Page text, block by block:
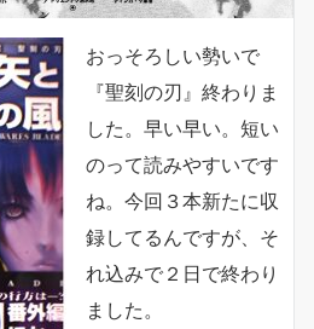
おっそろしい勢いで
『聖刻の刃』終わりま
した。早い早い。短い
のって読みやすいです
ね。今回３本新たに収
録してるんですが、そ
れ込みで２日で終わり
ました。